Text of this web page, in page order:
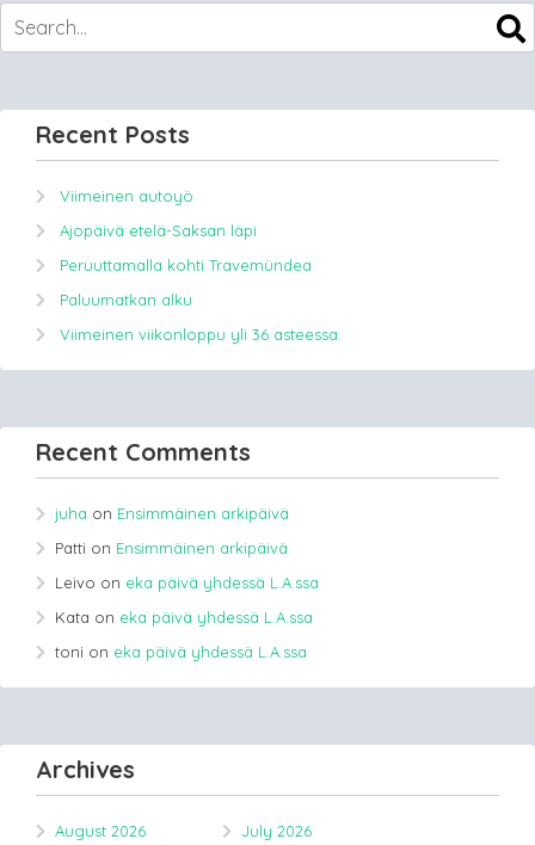
Recent Posts
Viimeinen autoyö
Ajopäivä etelä-Saksan läpi
Peruuttamalla kohti Travemündea
Paluumatkan alku
Viimeinen viikonloppu yli 36 asteessa.
Recent Comments
juha on Ensimmäinen arkipäivä
Patti on Ensimmäinen arkipäivä
Leivo on eka päivä yhdessä L.A.ssa
Kata on eka päivä yhdessä L.A.ssa
toni on eka päivä yhdessä L.A.ssa
Archives
August 2026
July 2026